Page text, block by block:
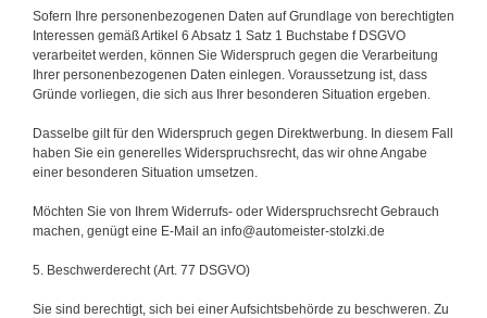
Sofern Ihre personenbezogenen Daten auf Grundlage von berechtigten
Interessen gemäß Artikel 6 Absatz 1 Satz 1 Buchstabe f DSGVO
verarbeitet werden, können Sie Widerspruch gegen die Verarbeitung
Ihrer personenbezogenen Daten einlegen. Voraussetzung ist, dass
Gründe vorliegen, die sich aus Ihrer besonderen Situation ergeben.
Dasselbe gilt für den Widerspruch gegen Direktwerbung. In diesem Fall
haben Sie ein generelles Widerspruchsrecht, das wir ohne Angabe
einer besonderen Situation umsetzen.
Möchten Sie von Ihrem Widerrufs- oder Widerspruchsrecht Gebrauch
machen, genügt eine E-Mail an info@automeister-stolzki.de
5. Beschwerderecht (Art. 77 DSGVO)
Sie sind berechtigt, sich bei einer Aufsichtsbehörde zu beschweren. Zu